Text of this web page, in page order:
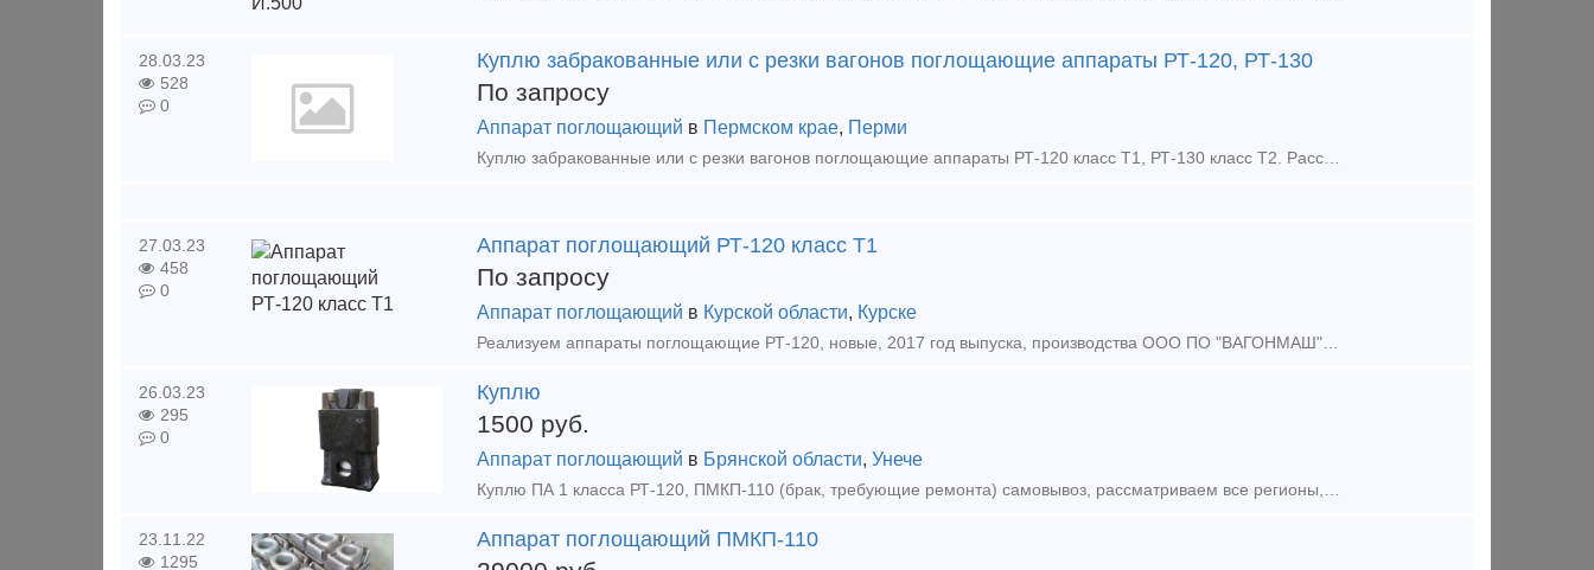
28.03.23
528
0
Куплю забракованные или с резки вагонов поглощающие аппараты РТ-120, РТ-130
По запросу
Аппарат поглощающий в Пермском крае, Перми
Куплю забракованные или с резки вагонов поглощающие аппараты РТ-120 класс Т1, РТ-130 класс Т2. Рассматриваем в любом количестве по всей РФ. Самовывоз. 8-902-644-01-69 Ирина (WhatsApp, Te
27.03.23
458
0
Аппарат поглощающий РТ-120 класс Т1
По запросу
Аппарат поглощающий в Курской области, Курске
Реализуем аппараты поглощающие РТ-120, новые, 2017 год выпуска, производства ООО ПО "ВАГОНМАШ". Продукция сопровождается всеми необходимыми документами и сертификатами от завода-изг
26.03.23
295
0
Куплю
1500 руб.
Аппарат поглощающий в Брянской области, Унече
Куплю ПА 1 класса РТ-120, ПМКП-110 (брак, требующие ремонта) самовывоз, рассматриваем все регионы, любой объем! Ждем Ваших предложений на электронную почту: artem.gsk@yandex.ru
23.11.22
1295
Аппарат поглощающий ПМКП-110